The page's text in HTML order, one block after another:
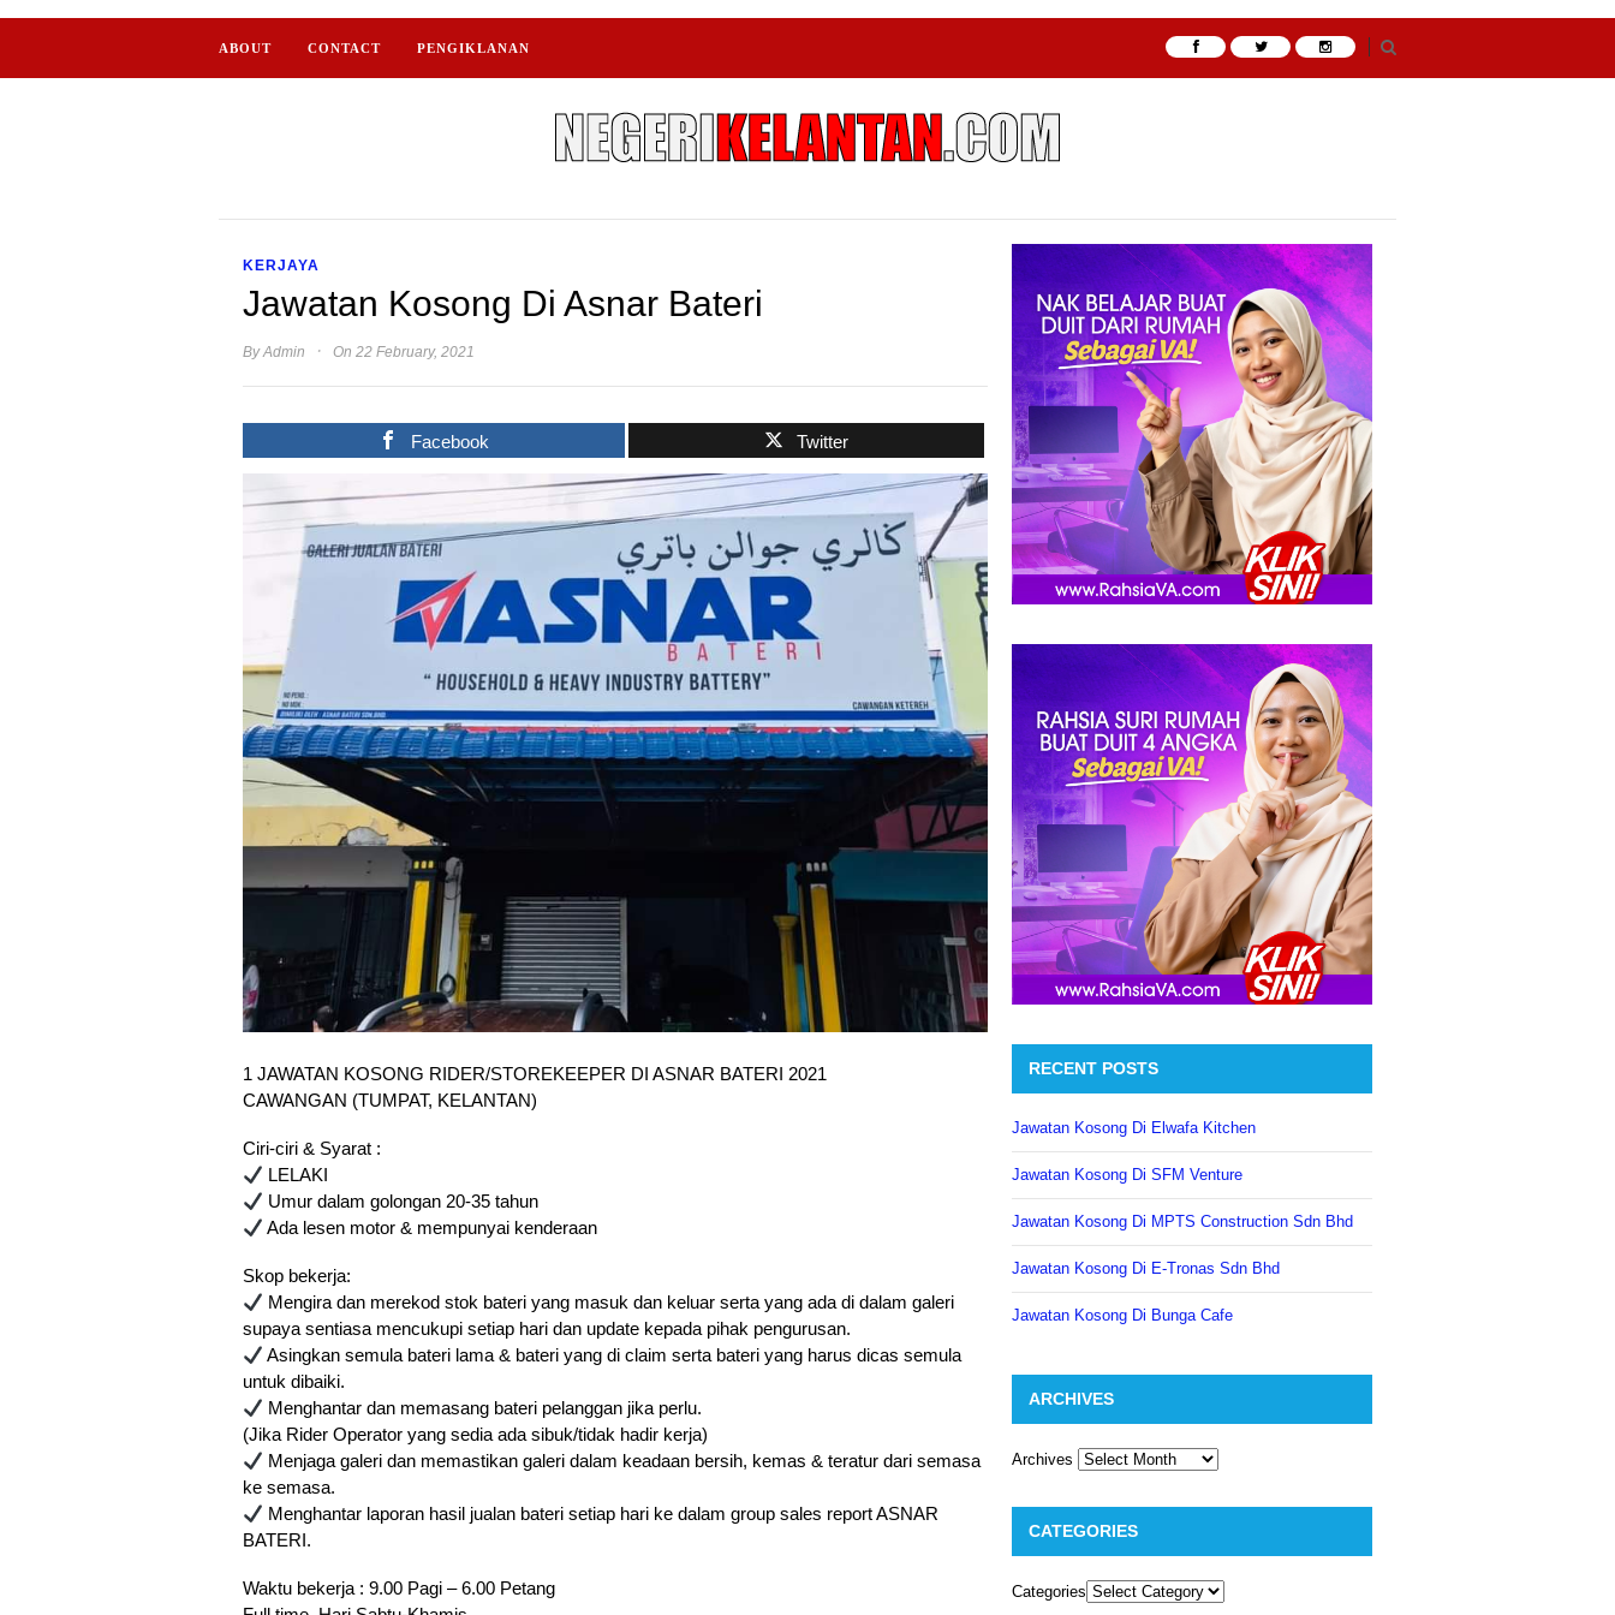
ABOUT CONTACT PENGIKLANAN
KERJAYA
Jawatan Kosong Di Asnar Bateri
ByAdmin · On 22 February, 2021
Facebook Twitter
1 JAWATAN KOSONG RIDER/STOREKEEPER DI ASNAR BATERI 2021
CAWANGAN (TUMPAT, KELANTAN)
Ciri-ciri & Syarat :
LELAKI
Umur dalam golongan 20-35 tahun
Ada lesen motor & mempunyai kenderaan
Skop bekerja:
Mengira dan merekod stok bateri yang masuk dan keluar serta yang ada di dalam galeri
supaya sentiasa mencukupi setiap hari dan update kepada pihak pengurusan.
Asingkan semula bateri lama & bateri yang di claim serta bateri yang harus dicas semula
untuk dibaiki.
Menghantar dan memasang bateri pelanggan jika perlu.
(Jika Rider Operator yang sedia ada sibuk/tidak hadir kerja)
Menjaga galeri dan memastikan galeri dalam keadaan bersih, kemas & teratur dari semasa
ke semasa.
Menghantar laporan hasil jualan bateri setiap hari ke dalam group sales report ASNAR
BATERI.
Waktu bekerja : 9.00 Pagi – 6.00 Petang
RECENT POSTS
Jawatan Kosong Di Elwafa Kitchen
Jawatan Kosong Di SFM Venture
Jawatan Kosong Di MPTS Construction Sdn Bhd
Jawatan Kosong Di E-Tronas Sdn Bhd
Jawatan Kosong Di Bunga Cafe
ARCHIVES
Archives
CATEGORIES
Categories